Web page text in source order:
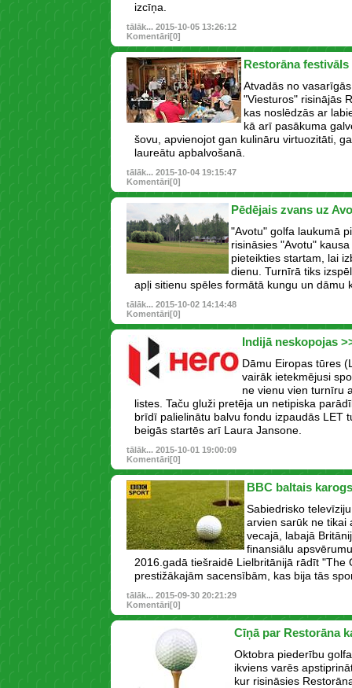
izcīņa.
tālāk... 2015-10-05 13:26:12
Komentāri[0]
Restorāna festivāls
Atvadās no
"Viesturos" risinājās
kas noslēdzās ar
kā arī pasākuma
šovu, apvienojot gan kulināru virtuozitāti,
laureātu apbalvošanā.
tālāk... 2015-10-04 19:15:47
Komentāri[0]
Pēdējais zvans uz
"Avotu" golfa laukumā
risināsies "Avotu"
pieteikties startam, lai
dienu. Turnīrā tiks
apļi sitienu spēles formātā kungu un dāmu
tālāk... 2015-10-02 14:14:48
Komentāri[0]
Indijā neskopojas
Dāmu Eiropas tūres
vairāk ietekmējusi
ne vienu vien turnīru
listes. Taču gluži pretēja un netipiska
brīdī palielinātu balvu fondu izpaudās LET
beigās startēs arī Laura Jansone.
tālāk... 2015-10-01 19:00:09
Komentāri[0]
BBC baltais
Sabiedrisko
arvien sarūk ne tikai
vecajā, labajā
finansiālu
2016.gadā tiešraidē Lielbritānijā rādīt "The
prestižākajām sacensībām, kas bija tās
tālāk... 2015-09-30 20:21:29
Komentāri[0]
Cīņā par Restorāna
Oktobra piederību
ikviens varēs
kur risināsies